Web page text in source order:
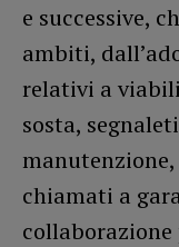
e successive,
ambiti,
relativi a
sosta,
chiamati a